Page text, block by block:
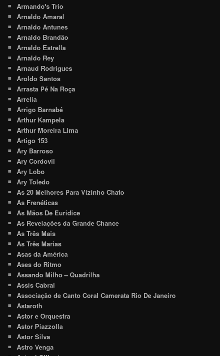
Armando's Trio
Arnaldo Amaral
Arnaldo Antunes
Arnaldo Brandão
Arnaldo Estrella
Arnaldo Rey
Arnaud Rodrigues
Aroldo Santos
Arrasta Pé Na Roça
Arrelia
Arrigo Barnabé
Arthur Kampela
Arthur Moreira Lima
Artigo 153
Ary Barroso
Ary Cordovil
Ary Lobo
Ary Toledo
As 20 Melhores Para Vizinho Chato
As Frenéticas
As Mãos De Euridice
As Revelações da Grande Chance
As Três Mais
As Três Marias
Asas da América
Ases do Ritmo
Assando Milho – Quadrilha
Assis Cabral
Associação de Canto Coral Camerata Rio De Janeiro
Astaroth
Astor e Orquestra
Astor Piazzolla
Astor Silva
Astro Venga